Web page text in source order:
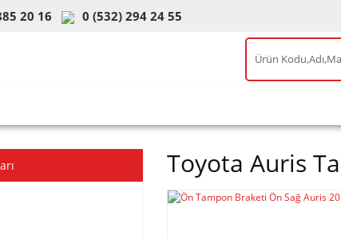
20 16 0 (532) 294 24 55
Toyota Auris